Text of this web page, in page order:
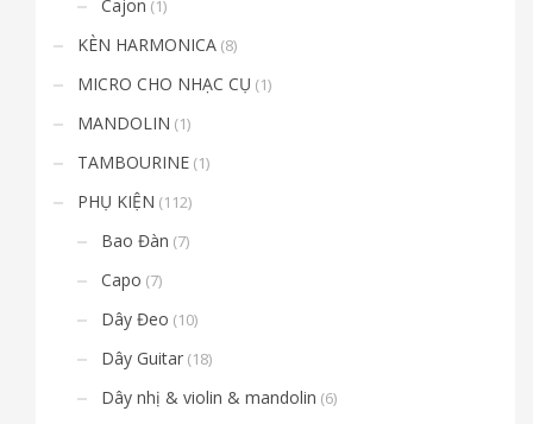
Cajon (1)
KÈN HARMONICA (8)
MICRO CHO NHẠC CỤ (1)
MANDOLIN (1)
TAMBOURINE (1)
PHỤ KIỆN (112)
Bao Đàn (7)
Capo (7)
Dây Đeo (10)
Dây Guitar (18)
Dây nhị & violin & mandolin (6)